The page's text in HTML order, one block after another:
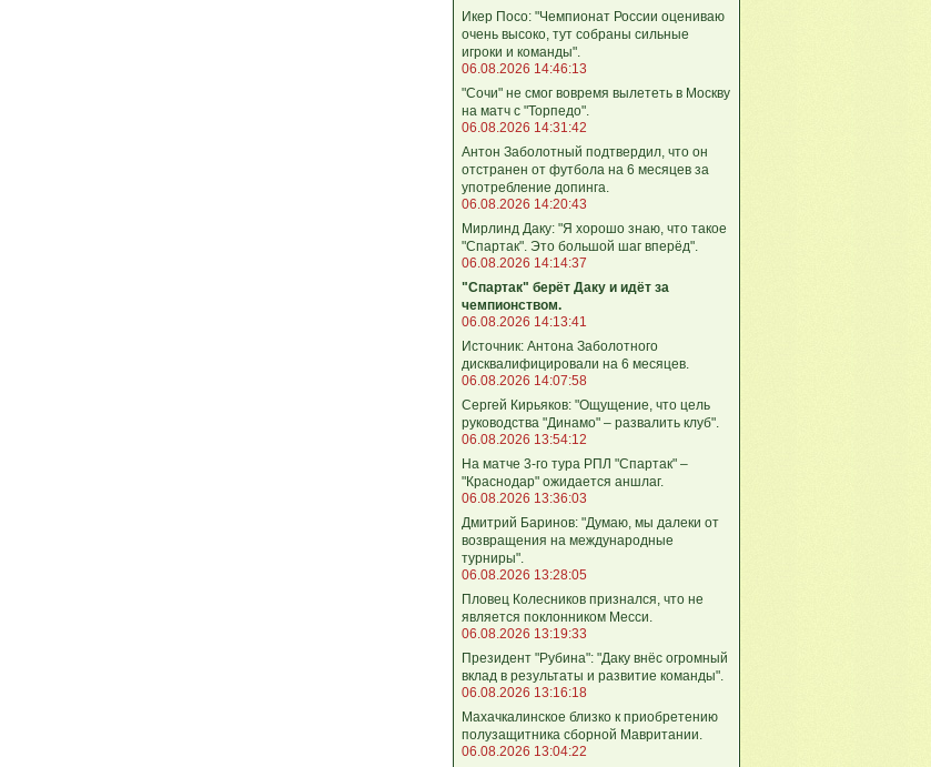
Икер Посо: "Чемпионат России оцениваю
очень высоко, тут собраны сильные
игроки и команды".
06.08.2026 14:46:13
"Сочи" не смог вовремя вылететь в Москву
на матч с "Торпедо".
06.08.2026 14:31:42
Антон Заболотный подтвердил, что он
отстранен от футбола на 6 месяцев за
употребление допинга.
06.08.2026 14:20:43
Мирлинд Даку: "Я хорошо знаю, что такое
"Спартак". Это большой шаг вперёд".
06.08.2026 14:14:37
"Спартак" берёт Даку и идёт за
чемпионством.
06.08.2026 14:13:41
Источник: Антона Заболотного
дисквалифицировали на 6 месяцев.
06.08.2026 14:07:58
Сергей Кирьяков: "Ощущение, что цель
руководства "Динамо" – развалить клуб".
06.08.2026 13:54:12
На матче 3-го тура РПЛ "Спартак" –
"Краснодар" ожидается аншлаг.
06.08.2026 13:36:03
Дмитрий Баринов: "Думаю, мы далеки от
возвращения на международные
турниры".
06.08.2026 13:28:05
Пловец Колесников признался, что не
является поклонником Месси.
06.08.2026 13:19:33
Президент "Рубина": "Даку внёс огромный
вклад в результаты и развитие команды".
06.08.2026 13:16:18
Махачкалинское близко к приобретению
полузащитника сборной Мавритании.
06.08.2026 13:04:22